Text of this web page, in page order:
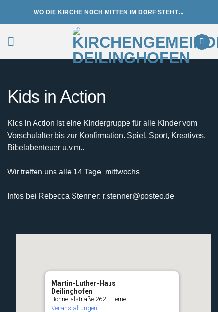
WO DIE KIRCHE NOCH MITTEN IM DORF STEHT…
Kids in Action
Kids in Action ist eine Kindergruppe für alle Kinder vom
Vorschulalter bis zur Konfirmation. Spiel, Sport, Kreatives,
Bibelabenteuer u.v.m..
Wir treffen uns alle 14 Tage mittwochs
Infos bei Rebecca Stenner: r.stenner@posteo.de
Martin-Luther-Haus
Deilinghofen
Hönnetalstraße 262 - Hemer
Veranstaltungen